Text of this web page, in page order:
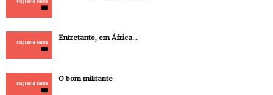
Entretanto, em África…
O bom militante